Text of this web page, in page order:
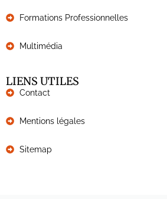
Formations Professionnelles
Multimédia
LIENS UTILES
Contact
Mentions légales
Sitemap